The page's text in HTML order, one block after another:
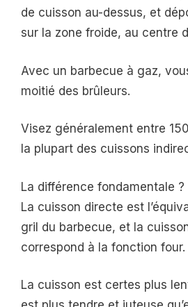
de cuisson au-dessus, et
sur la zone froide, au centre
Avec un barbecue à gaz,
moitié des brûleurs.
Visez généralement entre
la plupart des cuissons
La différence fondamentale ?
La cuisson directe est
gril du barbecue, et la
correspond à la fonction four.
La cuisson est certes plus